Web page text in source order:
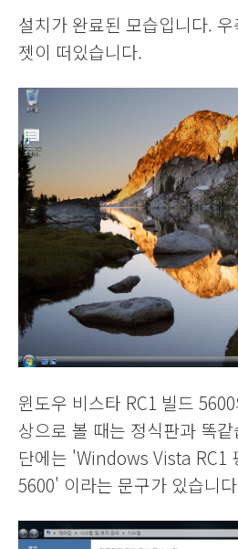
설치가 완료된 모습입니다.
젯이 떠있습니다.
윈도우 비스타 RC1 빌드
상으로 볼 때는 정식판과 똑
단에는 'Windows Vista RC1
5600' 이라는 문구가 있습니